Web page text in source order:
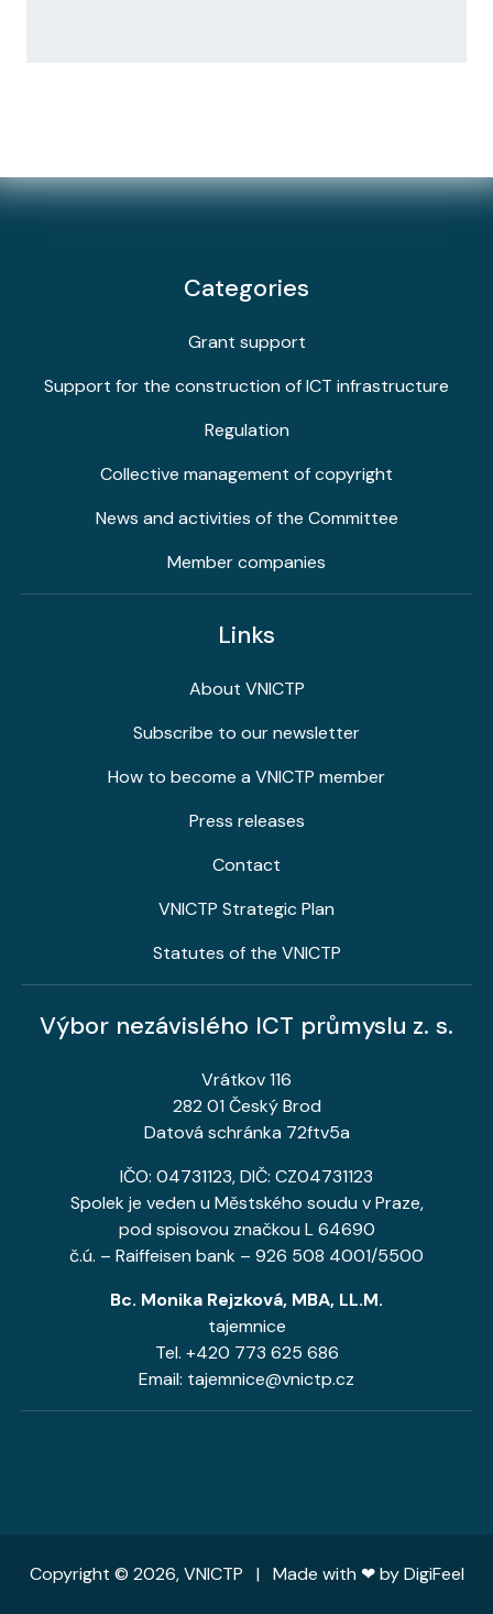
Categories
Grant support
Support for the construction of ICT infrastructure
Regulation
Collective management of copyright
News and activities of the Committee
Member companies
Links
About VNICTP
Subscribe to our newsletter
How to become a VNICTP member
Press releases
Contact
VNICTP Strategic Plan
Statutes of the VNICTP
Výbor nezávislého ICT průmyslu z. s.
Vrátkov 116
282 01 Český Brod
Datová schránka 72ftv5a
IČO: 04731123, DIČ: CZ04731123
Spolek je veden u Městského soudu v Praze,
pod spisovou značkou L 64690
č.ú. – Raiffeisen bank – 926 508 4001/5500
Bc. Monika Rejzková, MBA, LL.M.
tajemnice
Tel. +420 773 625 686
Email: tajemnice@vnictp.cz
Copyright © 2026, VNICTP | Made with ❤ byDigiFeel